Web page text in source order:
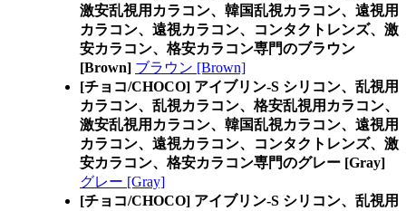
激安乱視用カラコン、韓国乱視カラコン、遠視用
カラコン、遠視カラコン、コンタクトレンズ、激
安カラコン、格安カラコン専門のブラウン
[Brown] ブラウン [Brown]
[チョコ/CHOCO] アイブリン-S シリコン、乱視用
カラコン、乱視カラコン、格安乱視用カラコン、
激安乱視用カラコン、韓国乱視カラコン、遠視用
カラコン、遠視カラコン、コンタクトレンズ、激
安カラコン、格安カラコン専門のグレー [Gray]
グレー [Gray]
[チョコ/CHOCO] アイブリン-S シリコン、乱視用